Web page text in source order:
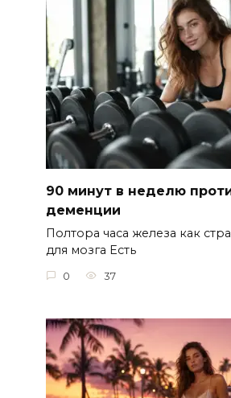
90 минут в неделю
деменции
Полтора часа железа как
для мозга Есть
0 37